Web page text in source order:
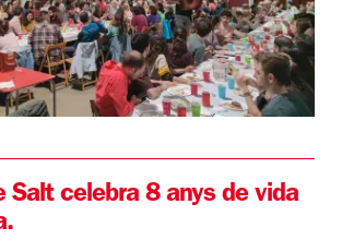
Salt celebra 8 anys de vida